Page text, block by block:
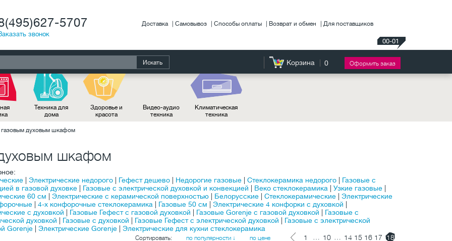
5707
звонок
Доставка Самовывоз Способы оплаты Возврат и обмен Для поставщиков
00-01
Искать Корзина 0 Оформить заказ
Техника для
дома
Здоровье и
красота
Видео-аудио
техника
Климатическая
техника
газовым духовым шкафом
шкафом
Электрические недорого Гефест дешево Недорогие газовые Стеклокерамика недорого
Газовые с
в газовой духовке
Газовые с электрической духовкой и конвекцией Веко стеклокерамика Узкие газовые
60 см
Электрические с керамической поверхностью Белорусские Стеклокерамические
Электрические
4-х конфорочные стеклокерамика Газовые 50 см Электрические 4 конфорки с духовкой
с духовкой
Газовые Гефест с газовой духовкой Газовые Gorenje с газовой духовкой
Газовые с
духовкой
Газовые с духовкой Газовые Гефест с электрической духовкой
Газовые с электрической
Gorenje
Электрические Gorenje
Электрические для кухни стеклокерамика
1
10 14 15 16 17 18
Сортировать: по популярности ↓ по цене